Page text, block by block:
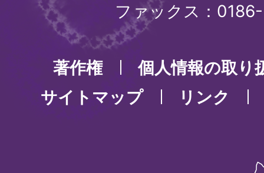
ファックス：
著作権
個人情報の取り
サイトマップ
リンク